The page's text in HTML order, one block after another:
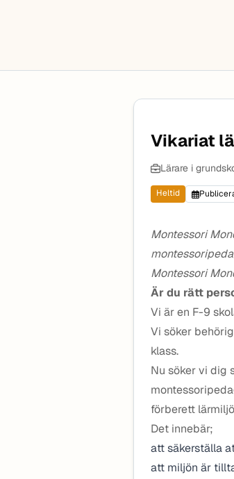
Vikariat
Lärare i
Heltid
Montessori
Montessori
Är du rätt
Vi är en F-9
Vi söker
klass.
Nu söker vi dig
förberett
Det innebär;
att säkerställa
att miljön är